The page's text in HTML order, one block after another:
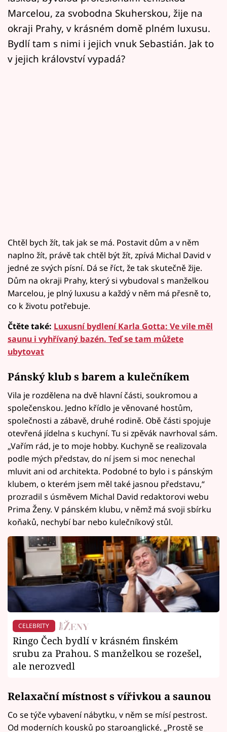
Marcelou, za svobodna Skuherskou, žije na
okraji Prahy, v krásném domě plném luxusu.
Bydlí tam s nimi i jejich vnuk Sebastián. Jak to
v jejich království vypadá?
Chtěl bych žít, tak jak se má. Postavit dům a v něm
naplno žít, právě tak chtěl být žít, zpívá Michal David v
jedné ze svých písní. Dá se říct, že tak skutečně žije.
Dům na okraji Prahy, který si vybudoval s manželkou
Marcelou, je plný luxusu a každý v něm má přesně to,
co k životu potřebuje.
Čtěte také: Luxusní bydlení Karla Gotta: Ve vile měl
saunu i vyhřívaný bazén. Teď se tam můžete
ubytovat
Pánský klub s barem a kulečníkem
Vila je rozdělena na dvě hlavní části, soukromou a
společenskou. Jedno křídlo je věnované hostům,
společnosti a zábavě, druhé rodině. Obě části spojuje
otevřená jídelna s kuchyní. Tu si zpěvák navrhoval sám.
„Vařím rád, je to moje hobby. Kuchyně se realizovala
podle mých představ, do ní jsem si moc nenechal
mluvit ani od architekta. Podobné to bylo i s pánským
klubem, o kterém jsem měl také jasnou představu,“
prozradil s úsměvem Michal David redaktorovi webu
Prima Ženy. V pánském klubu, v němž má svoji sbírku
koňaků, nechybí bar nebo kulečníkový stůl.
CELEBRITY
Ringo Čech bydlí v krásném finském
srubu za Prahou. S manželkou se rozešel,
ale nerozvedl
Relaxační místnost s vířivkou a saunou
Co se týče vybavení nábytku, v něm se mísí pestrost.
Od moderních kousků po staroanglické. „Prostě se